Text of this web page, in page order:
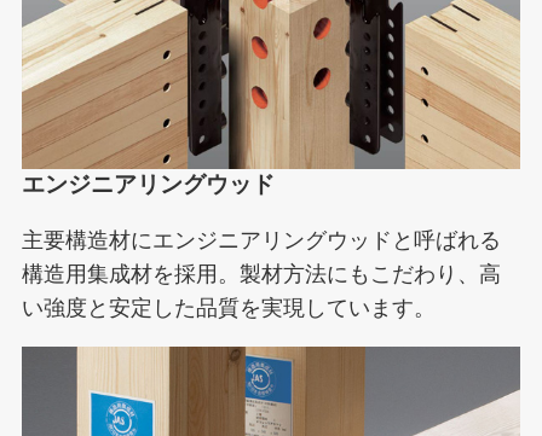
エンジニアリングウッド
主要構造材にエンジニアリングウッドと呼ばれる
構造用集成材を採用。製材方法にもこだわり、高
い強度と安定した品質を実現しています。